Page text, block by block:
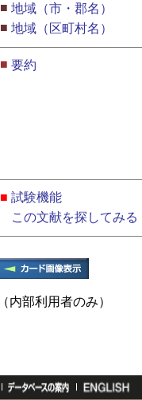
■ 地域（市・郡名）
■ 地域（区町村名）
■ 要約
■ 試験機能
この文献を探してみる
（内部利用者のみ）